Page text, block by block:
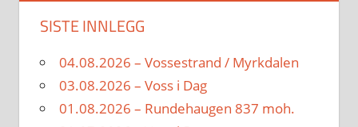
SISTE INNLEGG
04.08.2026 – Vossestrand / Myrkdalen
03.08.2026 – Voss i Dag
01.08.2026 – Rundehaugen 837 moh.